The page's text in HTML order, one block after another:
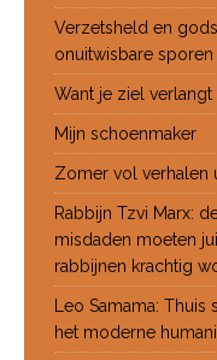
Verzetsheld en
onuitwisbare
Want je ziel
Mijn schoenmaker
Zomer vol verhalen
Rabbijn Tzvi Marx:
misdaden moeten
rabbijnen krachtig
Leo Samama:
het moderne